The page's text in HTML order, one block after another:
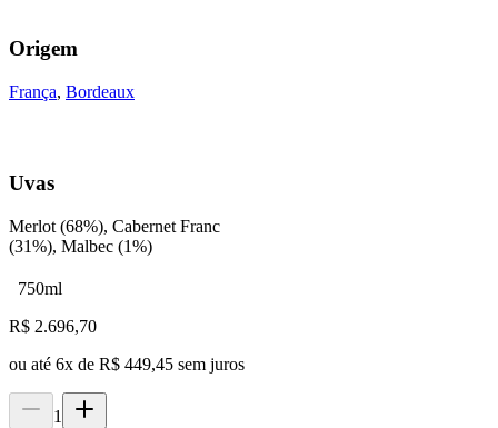
Origem
França, Bordeaux
Uvas
Merlot (68%), Cabernet Franc
(31%), Malbec (1%)
750ml
R$ 2.696,70
ou até 6x de R$ 449,45 sem juros
1